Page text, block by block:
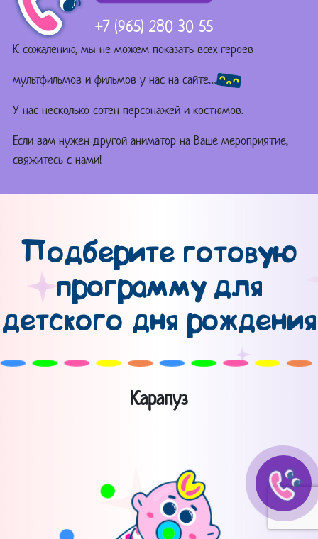
+7 (965) 280 30 55
К сожалению, мы не можем показать всех героев
мультфильмов и фильмов у нас на сайте…
У нас несколько сотен персонажей и костюмов.
Если вам нужен другой аниматор на Ваше мероприятие,
свяжитесь с нами!
Подберите готовую
программу для
детского дня рождения
Карапуз